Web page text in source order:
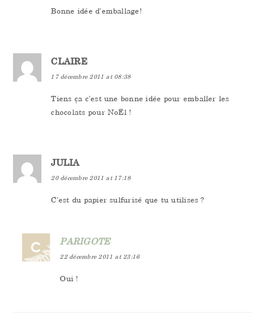
Bonne idée d’emballage!
CLAIRE
17 décembre 2011 at 08:38
Tiens ça c’est une bonne idée pour emballer les
chocolats pour NoËl !
JULIA
20 décembre 2011 at 17:18
C’est du papier sulfurisé que tu utilises ?
PARIGOTE
22 décembre 2011 at 23:16
Oui !